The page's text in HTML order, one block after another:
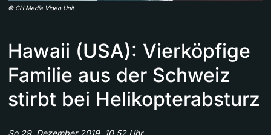
© CH Media Video Unit
Hawaii (USA): Vierköpfige
Familie aus der Schweiz
stirbt bei Helikopterabsturz